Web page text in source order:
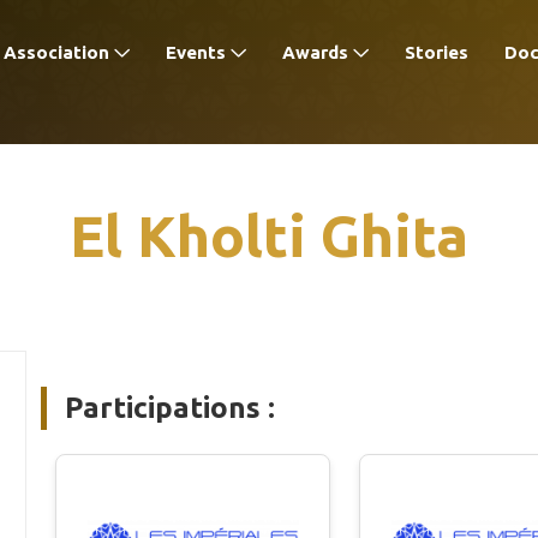
Association Events Awards Stories
El Kholti Ghita
Participations :